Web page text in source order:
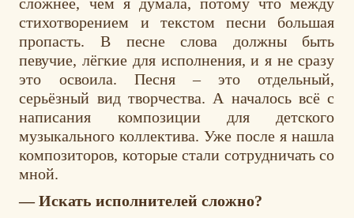
стихотворением и текстом песни большая
пропасть. В песне слова должны быть
певучие, лёгкие для исполнения, и я не сразу
это освоила. Песня – это отдельный,
серьёзный вид творчества. А началось всё с
написания композиции для детского
музыкального коллектива. Уже после я нашла
композиторов, которые стали сотрудничать со
мной.
— Искать исполнителей сложно?